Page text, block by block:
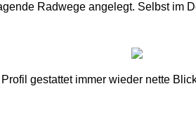
Radwege angelegt. Selbst im
gestattet immer wieder nette